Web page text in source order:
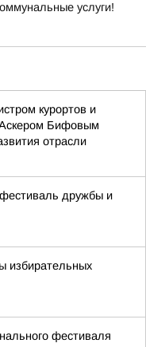
услуги!
курортов и
Аскером Бифовым
отрасли
дружбы и
избирательных
фестиваля